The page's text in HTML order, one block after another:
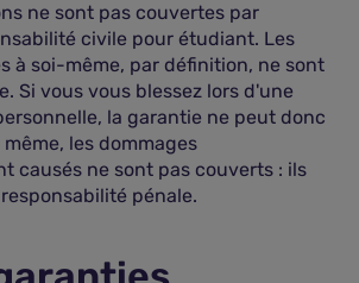
ne sont pas couvertes par
civile pour étudiant. Les
à soi-même, par définition, ne sont
Si vous vous blessez lors d'une
la garantie ne peut donc
les dommages
causés ne sont pas couverts : ils
pénale.